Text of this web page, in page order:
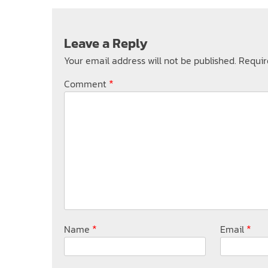
Leave a Reply
Your email address will not be published.
Comment *
Name * Email *